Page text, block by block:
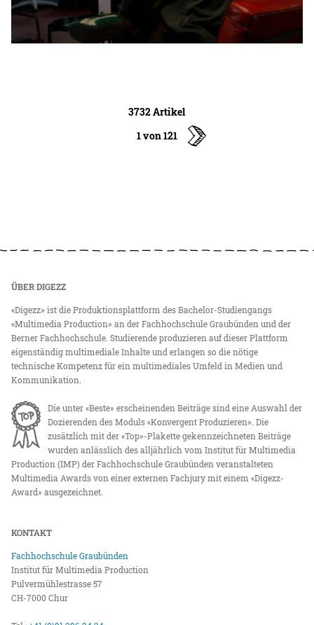
3732 Artikel
1 von 121
ÜBER DIGEZZ
«Digezz» ist die Produktionsplattform des Bachelor-Studiengangs
«Multimedia Production» an der Fachhochschule Graubünden und der
Berner Fachhochschule. Studierende produzieren auf dieser Plattform
eigenständig multimediale Inhalte und erlangen so die nötige
technische Kompetenz für ein multimediales Umfeld in Medien und
Kommunikation.
Die unter «Beste» erscheinenden Beiträge sind eine Auswahl der
Dozierenden des Moduls «Konvergent Produzieren». Die
zusätzlich mit der «Top»-Plakette gekennzeichneten Beiträge
wurden anlässlich des alljährlich vom Institut für Multimedia
Production (IMP) der Fachhochschule Graubünden veranstalteten
Multimedia Awards von einer externen Fachjury mit einem «Digezz-
Award» ausgezeichnet.
KONTAKT
Fachhochschule Graubünden
Institut für Multimedia Production
Pulvermühlestrasse 57
CH-7000 Chur